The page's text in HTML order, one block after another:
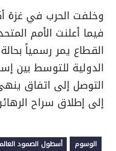
فيما أعلنت الأمم
القطاع يمر رسمياً
الدولية للتوسط بين
التوصل إلى اتفاق
إلى إطلاق سراح
الوسوم أسطول الصمود